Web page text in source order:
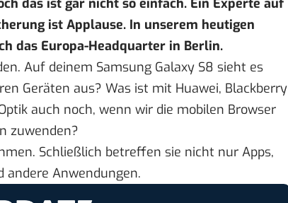
das ist gar nicht so einfach. Ein Experte auf
ist Applause. In unserem heutigen
das Europa-Headquarter in Berlin.
Auf deinem Samsung Galaxy S8 sieht es
Geräten aus? Was ist mit Huawei, Blackberry
auch noch, wenn wir die mobilen Browser
zuwenden?
Schließlich betreffen sie nicht nur Apps,
andere Anwendungen.